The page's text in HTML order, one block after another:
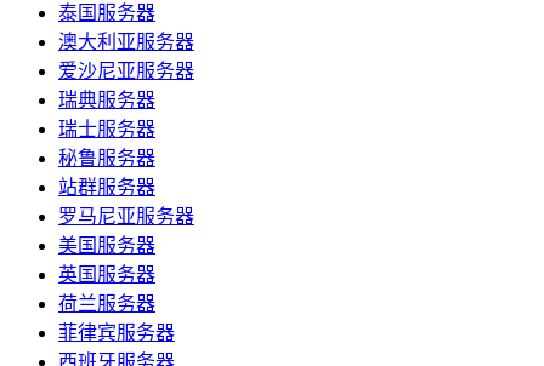
泰国服务器
澳大利亚服务器
爱沙尼亚服务器
瑞典服务器
瑞士服务器
秘鲁服务器
站群服务器
罗马尼亚服务器
美国服务器
英国服务器
荷兰服务器
菲律宾服务器
西班牙服务器